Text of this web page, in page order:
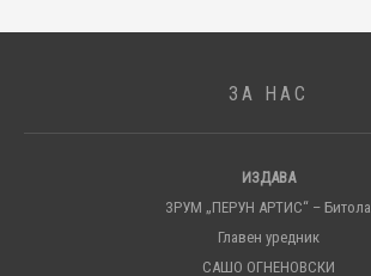
ЗА НАС
ИЗДАВА
ЗРУМ „ПЕРУН АРТИС“ – Битола
Главен уредник
САШО ОГНЕНОВСКИ